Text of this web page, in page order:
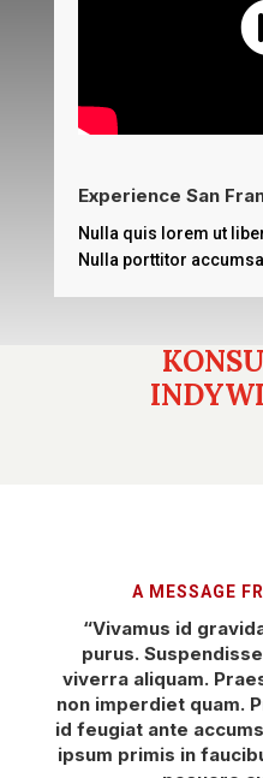
Experience San
Nulla quis lorem ut
Nulla porttitor
A MESSAGE
“Vivamus id
purus.
viverra aliquam.
non imperdiet quam.
id feugiat ante
ipsum primis in